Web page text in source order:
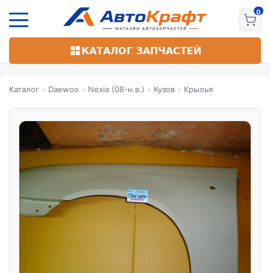
основному
КАТАЛОГ ЗАПЧАСТЕЙ
Каталог » Daewoo » Nexia (08-н.в.) » Кузов » Крылья